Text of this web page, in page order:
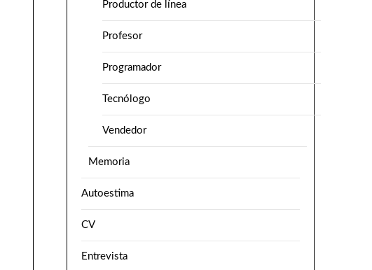
Productor de línea
Profesor
Programador
Tecnólogo
Vendedor
Memoria
Autoestima
CV
Entrevista